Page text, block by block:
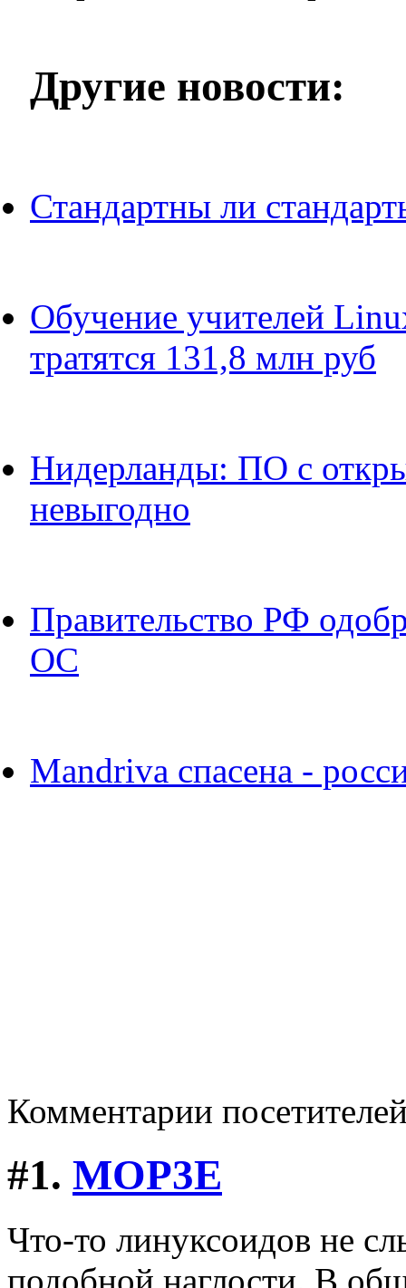
Другие новости:
Стандартны ли
Обучение учителей
тратятся 131,8 млн руб
Нидерланды: ПО с
невыгодно
Правительство РФ
ОС
Mandriva спасена -
Комментарии
#1. MOP3E
Что-то линуксоидов не
подобной наглости. В